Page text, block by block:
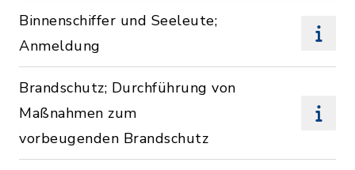
Binnenschiffer und Seeleute;
Anmeldung
Brandschutz; Durchführung von
Maßnahmen zum
vorbeugenden Brandschutz